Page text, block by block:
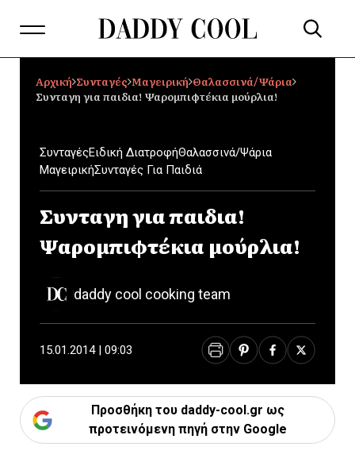
Αρχική Συνταγές Μαγειρική Θαλασσινά/Ψάρια
Συνταγη για παιδια! Ψαρομπιφτέκια μούρλια!
ΣυνταγέςΕιδική ΔιατροφήΘαλασσινά/Ψάρια
ΜαγειρικήΣυνταγές Για Παιδιά
Συνταγη για παιδια!
Ψαρομπιφτέκια μούρλια!
daddy cool cooking team
15.01.2014 | 09:03
Προσθήκη του daddy-cool.gr ως
προτεινόμενη πηγή στην Google